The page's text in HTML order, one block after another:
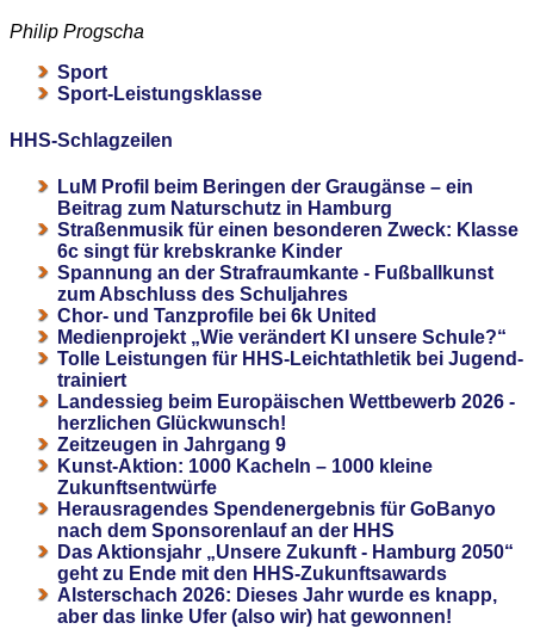
Philip Progscha
Sport
Sport-Leistungsklasse
HHS-Schlagzeilen
LuM Profil beim Beringen der Graugänse – ein
Beitrag zum Naturschutz in Hamburg
Straßenmusik für einen besonderen Zweck: Klasse
6c singt für krebskranke Kinder
Spannung an der Strafraumkante - Fußballkunst
zum Abschluss des Schuljahres
Chor- und Tanzprofile bei 6k United
Medienprojekt „Wie verändert KI unsere Schule?“
Tolle Leistungen für HHS-Leichtathletik bei Jugend-
trainiert
Landessieg beim Europäischen Wettbewerb 2026 -
herzlichen Glückwunsch!
Zeitzeugen in Jahrgang 9
Kunst-Aktion: 1000 Kacheln – 1000 kleine
Zukunftsentwürfe
Herausragendes Spendenergebnis für GoBanyo
nach dem Sponsorenlauf an der HHS
Das Aktionsjahr „Unsere Zukunft - Hamburg 2050“
geht zu Ende mit den HHS-Zukunftsawards
Alsterschach 2026: Dieses Jahr wurde es knapp,
aber das linke Ufer (also wir) hat gewonnen!